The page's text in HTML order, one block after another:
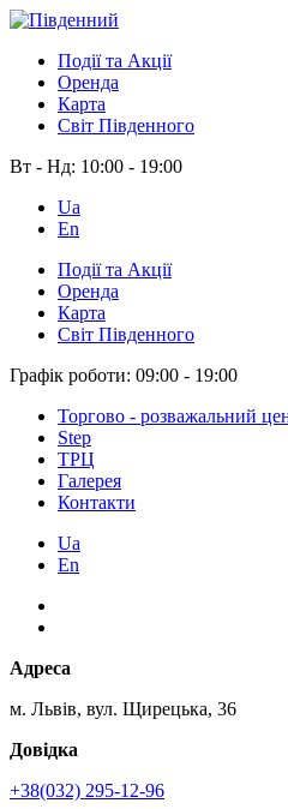
Події та Акції
Оренда
Карта
Світ Південного
Вт - Нд: 10:00 - 19:00
Ua
En
Події та Акції
Оренда
Карта
Світ Південного
Графік роботи: 09:00 - 19:00
Торгово - розважальний
Step
ТРЦ
Галерея
Контакти
Ua
En
Адреса
м. Львів, вул. Щирецька, 36
Довідка
+38(032) 295-12-96